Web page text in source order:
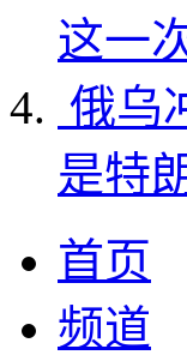
这一
俄乌
是特
首页
频道